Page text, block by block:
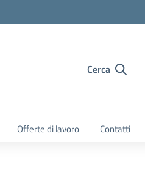
Cerca
Offerte di lavoro Contatti